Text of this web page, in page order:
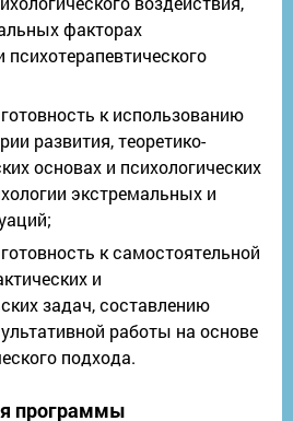
факторах
к использованию
развития, теоретико-
основах и психологических
экстремальных и
к самостоятельной
и
задач, составлению
работы на основе
подхода.
программы